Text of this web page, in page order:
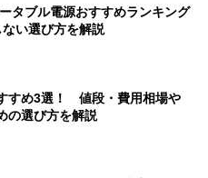
タブル電源おすすめランキング
い選び方を解説
すめ3選！ 値段・費用相場や
の選び方を解説